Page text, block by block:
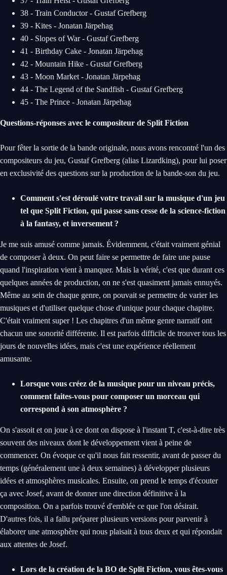
38 - Train Conductor - Gustaf Grefberg
39 - Kites - Jonatan Järpehag
40 - Slopes of War - Gustaf Grefberg
41 - Birthday Cake - Jonatan Järpehag
42 - Mountain Hike - Gustaf Grefberg
43 - Moon Market - Jonatan Järpehag
44 - The Legend of the Sandfish - Gustaf Grefberg
45 - The Prince - Jonatan Järpehag
Questions-réponses avec le compositeur de Split Fiction
Pour fêter la sortie de la bande originale, nous avons rencontré l'un des
compositeurs du jeu, Gustaf Grefberg (alias Lizardking), pour lui poser
en exclusivité des questions sur la production de la bande-son du jeu.
Comment s'est déroulé votre travail sur la musique d'un jeu
tel que Split Fiction, qui passe sans cesse de la science-fiction
à la fantasy, et inversement ?
Je me suis amusé comme jamais. Évidemment, c'était vraiment génial
de composer à deux. On peut faire se permettre de faire une pause
quand l'inspiration vient à manquer. Mais la vérité, c'est que durant ces
quelques années de production, on ne s'est quasiment jamais ennuyés.
Même au sein de chaque genre, on pouvait se permettre de varier les
musiques et d'utiliser quelque chose d'unique pour chaque chapitre.
C'était vraiment super ! Les chapitres d'un même genre narratif ont
chacun une sonorité différente. Il est parfois difficile de trouver tous les
jours de nouvelles idées, mais c'est une expérience réellement
amusante.
Lorsque vous créez de la musique pour un niveau précis,
comment faites-vous pour composer un morceau qui
correspond à son atmosphère ?
On s'assoit et on joue à ce dont on dispose à l'instant T, c'est-à-dire très
souvent des niveaux dont le développement vient à peine de
commencer. On évoque ce qu'il nous fait ressentir, avant de passer du
temps (généralement une à deux semaines) à développer plusieurs
idées et atmosphères musicales. Ensuite, on prend le temps d'écouter
ça avec Josef, avant de donner une direction définitive à la
composition. On a parfois trouvé d'emblée ce que l'on désirait.
D'autres fois, il a fallu préparer plusieurs versions pour parvenir à
élaborer une atmosphère qui nous plaisait à tous deux et qui répondait
aux attentes de Josef.
Lors de la création de la BO de Split Fiction, vous êtes-vous